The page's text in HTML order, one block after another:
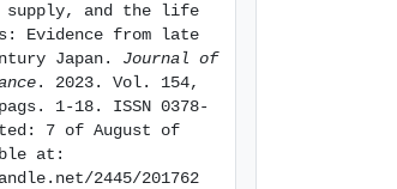
supply, and the life
Evidence from late
Japan. Journal of
. 2023. Vol. 154,
1-18. ISSN 0378-
7 of August of
at:
2445/201762